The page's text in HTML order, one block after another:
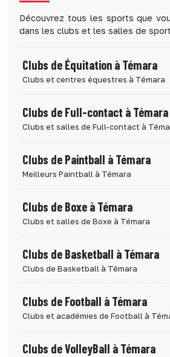
Découvrez tous les sports que
dans les clubs et les salles de
Clubs de Équitation à Témara
Clubs et centres équestres à Témara
Clubs de Full-contact à Témara
Clubs et salles de Full-contact à
Clubs de Paintball à Témara
Meilleurs Paintball à Témara
Clubs de Boxe à Témara
Clubs et salles de Boxe à Témara
Clubs de Basketball à Témara
Clubs de Basketball à Témara
Clubs de Football à Témara
Clubs et académies de Football à
Clubs de VolleyBall à Témara